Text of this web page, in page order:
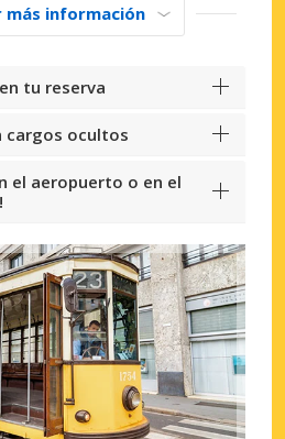
información
tu reserva
cargos ocultos
el aeropuerto o en el